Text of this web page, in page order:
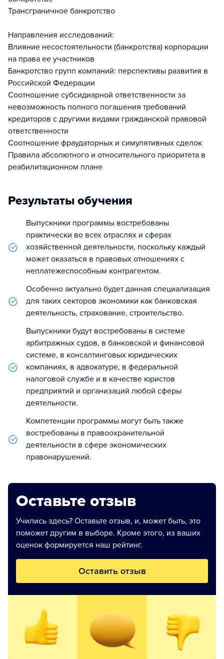
Трансграничное банкротство
Направления исследований:
Влияние несостоятельности (банкротства) корпорации
на права ее участников
Банкротство групп компаний: перспективы развития в
Российской Федерации
Соотношение субсидиарной ответственности за
невозможность полного погашения требований
кредиторов с другими видами гражданской правовой
ответственности
Соотношение фраудаторных и симулятивных сделок
Правила абсолютного и относительного приоритета в
реабилитационном плане
Результаты обучения
Выпускники программы востребованы
практически во всех отраслях и сферах
хозяйственной деятельности, поскольку каждый
может оказаться в правовых отношениях с
неплатежеспособным контрагентом.
Особенно актуально будет данная специализация
для таких секторов экономики как банковская
деятельность, страхование, строительство.
Выпускники будут востребованы в системе
арбитражных судов, в банковской и финансовой
системе, в консалтинговых юридических
компаниях, в адвокатуре, в федеральной
налоговой службе и в качестве юристов
предприятий и организаций любой сферы
деятельности.
Компетенции программы могут быть также
востребованы в правоохранительной
деятельности в сфере экономических
правонарушений.
Оставьте отзыв
Учились здесь? Оставьте отзыв, и, может быть, это
поможет другим в выборе. Кроме этого, из ваших
оценок формируется наш рейтинг.
Оставить отзыв